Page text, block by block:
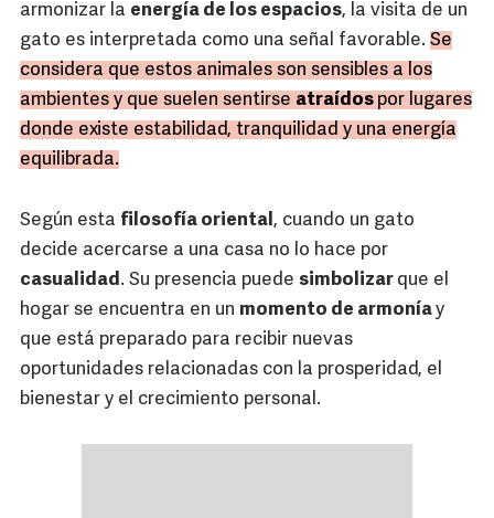
armonizar la energía de los espacios, la visita de un
gato es interpretada como una señal favorable. Se
considera que estos animales son sensibles a los
ambientes y que suelen sentirse atraídos por lugares
donde existe estabilidad, tranquilidad y una energía
equilibrada.
Según esta filosofía oriental, cuando un gato
decide acercarse a una casa no lo hace por
casualidad. Su presencia puede simbolizar que el
hogar se encuentra en un momento de armoníay
que está preparado para recibir nuevas
oportunidades relacionadas con la prosperidad, el
bienestar y el crecimiento personal.